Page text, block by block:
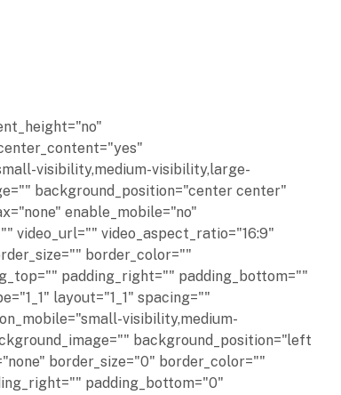
visibility,medium-visibility,large-
background_position="center center"
enable_mobile="no"
video_url="" video_aspect_ratio="16:9"
border_color=""
padding_right="" padding_bottom=""
layout="1_1" spacing=""
visibility,medium-
background_position="left
border_size="0" border_color=""
padding_bottom="0"